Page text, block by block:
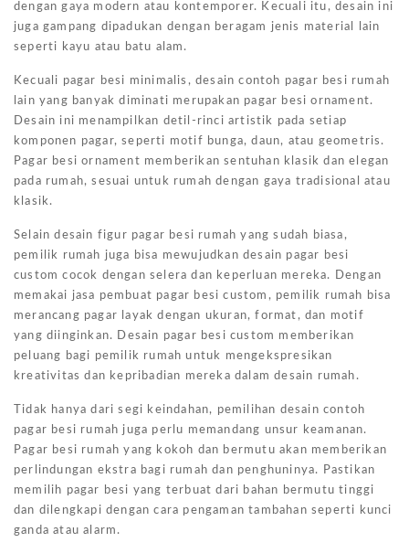
dengan gaya modern atau kontemporer. Kecuali itu, desain ini
juga gampang dipadukan dengan beragam jenis material lain
seperti kayu atau batu alam.
Kecuali pagar besi minimalis, desain contoh pagar besi rumah
lain yang banyak diminati merupakan pagar besi ornament.
Desain ini menampilkan detil-rinci artistik pada setiap
komponen pagar, seperti motif bunga, daun, atau geometris.
Pagar besi ornament memberikan sentuhan klasik dan elegan
pada rumah, sesuai untuk rumah dengan gaya tradisional atau
klasik.
Selain desain figur pagar besi rumah yang sudah biasa,
pemilik rumah juga bisa mewujudkan desain pagar besi
custom cocok dengan selera dan keperluan mereka. Dengan
memakai jasa pembuat pagar besi custom, pemilik rumah bisa
merancang pagar layak dengan ukuran, format, dan motif
yang diinginkan. Desain pagar besi custom memberikan
peluang bagi pemilik rumah untuk mengekspresikan
kreativitas dan kepribadian mereka dalam desain rumah.
Tidak hanya dari segi keindahan, pemilihan desain contoh
pagar besi rumah juga perlu memandang unsur keamanan.
Pagar besi rumah yang kokoh dan bermutu akan memberikan
perlindungan ekstra bagi rumah dan penghuninya. Pastikan
memilih pagar besi yang terbuat dari bahan bermutu tinggi
dan dilengkapi dengan cara pengaman tambahan seperti kunci
ganda atau alarm.